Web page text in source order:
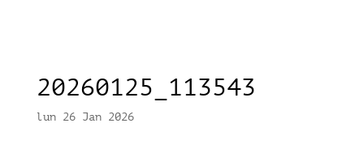
20260125_113543
lun 26 Jan 2026